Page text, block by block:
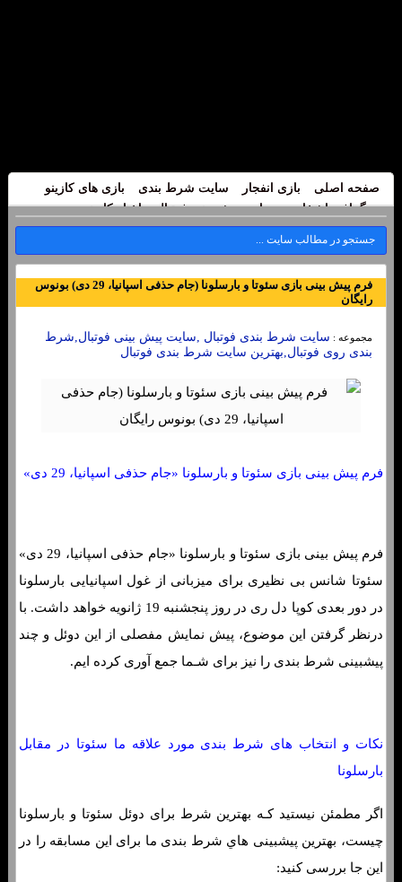
صفحه اصلی بازی انفجار سایت شرط بندی
بازی های کازینو
بیوگرافی اشخاص
سایت پیش بینی فوتبال اخبار کازینو
فرم پیش بینی بازی سئوتا و بارسلونا (جام حذفی اسپانیا، 29 دی) بونوس
رایگان
مجموعه : سایت شرط بندی فوتبال ,سایت پیش بینی فوتبال,شرط
بندی روی فوتبال,بهترین سایت شرط بندی فوتبال
فرم پیش بینی بازی سئوتا و بارسلونا «جام حذفی اسپانیا، 29 دی»
فرم پیش بینی بازی سئوتا و بارسلونا «جام حذفی اسپانیا، 29 دی»
سئوتا شانس بی نظیری برای میزبانی از غول اسپانیایی بارسلونا
در دور بعدی کوپا دل ری در روز پنجشنبه 19 ژانویه خواهد داشت. با
درنظر گرفتن این موضوع، پیش نمایش مفصلی از این دوئل و چند
پیشبینی شرط بندی را نیز برای شـما جمع آوری کرده ایم.
نکات و انتخاب های شرط بندی مورد علاقه ما سئوتا در مقابل
بارسلونا
اگر مطمئن نیستید کـه بهترین شرط برای دوئل سئوتا و بارسلونا
چیست، بهترین پیشبینی هاي‌ شرط بندی ما برای این مسابقه را در
این جا بررسی کنید: